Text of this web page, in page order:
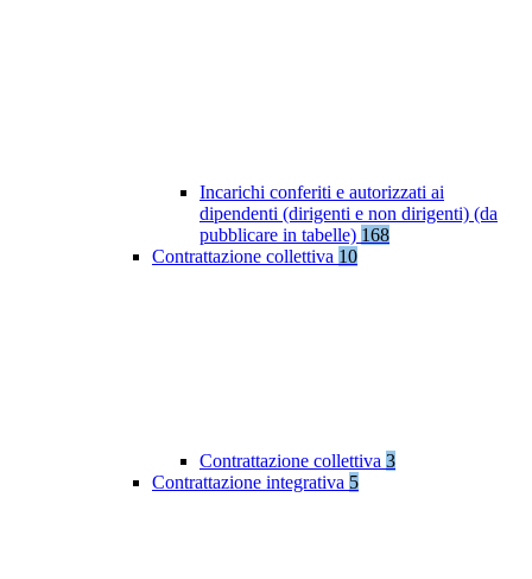
Incarichi conferiti e autorizzati ai
dipendenti (dirigenti e non dirigenti) (da
pubblicare in tabelle) 168
Contrattazione collettiva 10
Contrattazione collettiva 3
Contrattazione integrativa 5